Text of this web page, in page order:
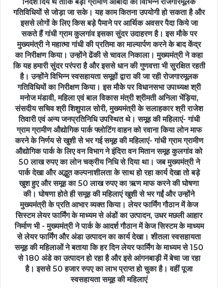
गतिविधियों से जोड़ा जा सके। यह काम कितना उपयोगी हो सकता है और
इससे लोगों के लिए किस बड़े पैमाने पर आर्थिक अवसर पैदा किये जा
सकते हैं गांधी ग्राम कुलगांव इसका सुंदर उदाहरण है। इस मौके पर
मुख्यमंत्री ने महात्मा गांधी की प्रतिमा का माल्यार्पण करने के बाद केंद्र
का निरीक्षण किया। उन्होंने ढेंकी से चावल निकाला। मुख्यमंत्री ने कहा
कि यह हमारी सुंदर परंपरा है और इससे धान की गुणवत्ता भी सुरक्षित रहती
है। उन्होंने विभिन्न स्वसहायता समूहों द्वारा की जा रही रोजगारमूलक
गतिविधियों का निरीक्षण किया। इस मौके पर विधानसभा उपाध्यक्ष श्री
मनोज मंडावी, महिला एवं बाल विकास मंत्री श्रीमती अनिला भेंड़िया,
संसदीय सचिव श्री शिशुपाल सोरी, मुख्यमंत्री के सलाहकार श्री राजेश
तिवारी एवं अन्य जनप्रतिनिधि उपस्थित थे। समूह की महिलाएं- गांधी
ग्राम ग्रामीण औद्योगिक पार्क फ्लोटिंग वाहन को रवाना किया लोन माफ
करने के निर्णय से खुशी से भर गई समूह की महिलाएं- गांधी ग्राम ग्रामीण
औद्योगिक पार्क के लिए वन विभाग ने इंदिरा वन मितान समूह कुलगांव को
50 लाख रुपए का लोन चक्रीय निधि से दिया था। जब मुख्यमंत्री ने
पार्क देखा और अद्भुत कल्पनाशीलता के साथ हो रहा कार्य देखा तो बड़े
खुश हुए और समूह का 50 लाख रुपए का ऋण माफ करने की घोषणा
की। घोषणा होते ही समूह की महिलाएं खुशी से भर गईं और उन्होंने
मुख्यमंत्री के प्रति आभार व्यक्त किया। लेयर फार्मिंग गौठान में केज
सिस्टम लेयर फार्मिंग के माध्यम से अंडों का उत्पादन, उधर मछली आहार
निर्माण भी - मुख्यमंत्री ने पार्क के आदर्श गौठान में केज सिस्टम के माध्यम
से लेयर फार्मिंग और अंडा उत्पादन का कार्य देखा। शीतला स्वसहायता
समूह की महिलाओं ने बताया कि हर दिन लेयर फार्मिंग के माध्यम से 150
से 180 अंडे का उत्पादन हो रहा है और इसे आंगनबाड़ी में बेचा जा रहा
है। इससे 50 हजार रुपए का लाभ प्राप्त हो चुका है। वहीं पूजा
स्वसहायता समूह की महिलाएं